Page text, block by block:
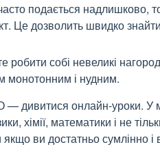
подається надлишково,
Це дозволить швидко
собі невеликі
монотонним і нудним.
— дивитися онлайн-уроки. У
хімії, математики і не
ви достатньо сумлінно і